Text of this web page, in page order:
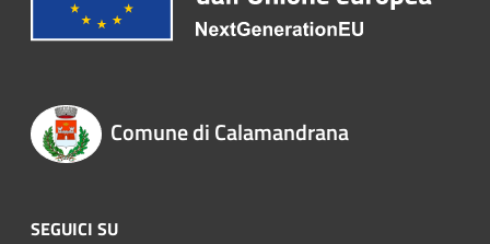
Comune di Calamandrana
SEGUICI SU